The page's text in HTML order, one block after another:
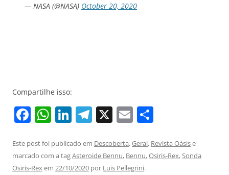
— NASA (@NASA) October 20, 2020
Compartilhe isso:
F
c
e
W
at
s
Li
k
e
T
e
gr
X E
ai
l
ar
e
Este post foi publicado em Descoberta,Geral, Revista Oásise
marcado com a tagAsteroide Bennu, Bennu,Osiris-Rex,Sonda
Osiris-Rexem 22/10/2020 por Luis Pellegrini.